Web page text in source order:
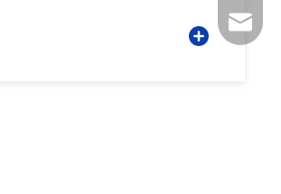
+86-